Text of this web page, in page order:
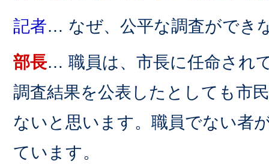
記者… なぜ、公平な調査ができ
部長… 職員は、市長に任命され
調査結果を公表したとしても市
ないと思います。職員でない者
ています。